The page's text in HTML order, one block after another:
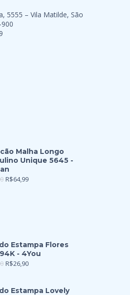
5555 – Vila Matilde, São
Malha Longo
Unique 5645 -
R$64,99
Estampa Flores
- 4You
R$26,90
Estampa Lovely